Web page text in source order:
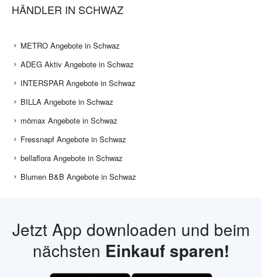
HÄNDLER IN SCHWAZ
METRO Angebote in Schwaz
ADEG Aktiv Angebote in Schwaz
INTERSPAR Angebote in Schwaz
BILLA Angebote in Schwaz
mömax Angebote in Schwaz
Fressnapf Angebote in Schwaz
bellaflora Angebote in Schwaz
Blumen B&B Angebote in Schwaz
Jetzt App downloaden und beim
nächsten Einkauf sparen!